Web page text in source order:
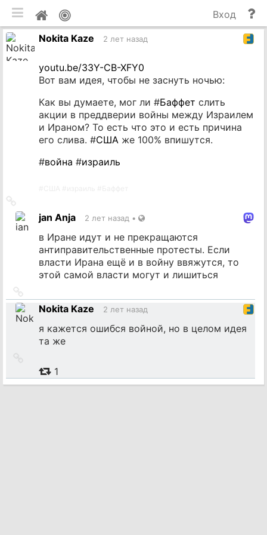
Мой
профиль
и
Вход
Nokita Kaze
2 лет назад
youtu.be/33Y-CB-XFY0
Вот вам идея, чтобы не заснуть ночью:
Как вы думаете, мог ли #Баффет слить
акции в преддверии войны между Израилем
и Ираном? То есть что это и есть причина
его слива. #США же 100% впишутся.
#война #израиль
на
источникjan Anja 2 лет назад •
в Иране идут и не прекращаются
антиправительственные протесты. Если
власти Ирана ещё и в войну ввяжутся, то
этой самой власти могут и лишиться
на
источник
Nokita Kaze 2 лет назад
я кажется ошибся войной, но в целом идея
та же
источник
1
мобильная версия